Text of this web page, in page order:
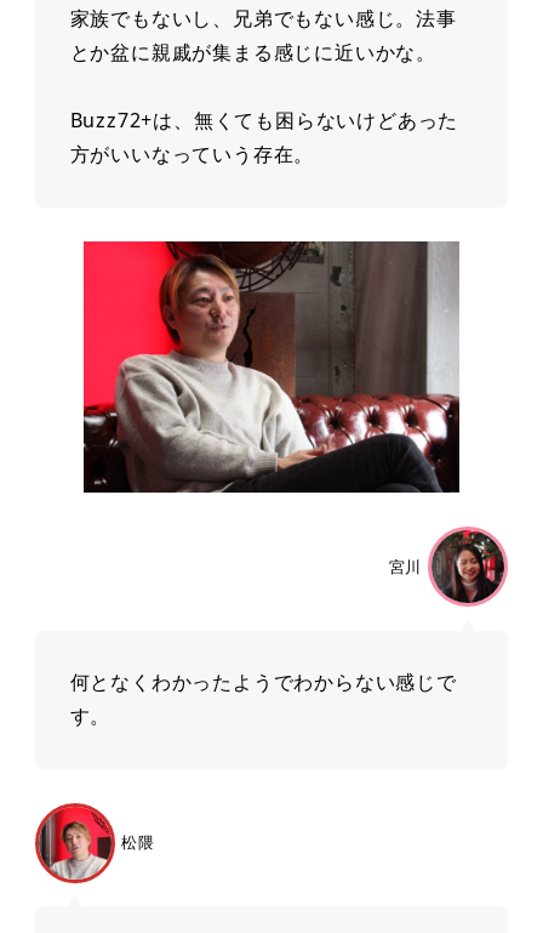
家族でもないし、兄弟でもない感じ。法事
とか盆に親戚が集まる感じに近いかな。
Buzz72+は、無くても困らないけどあった
⽅がいいなっていう存在。
宮川
何となくわかったようでわからない感じで
す。
松隈